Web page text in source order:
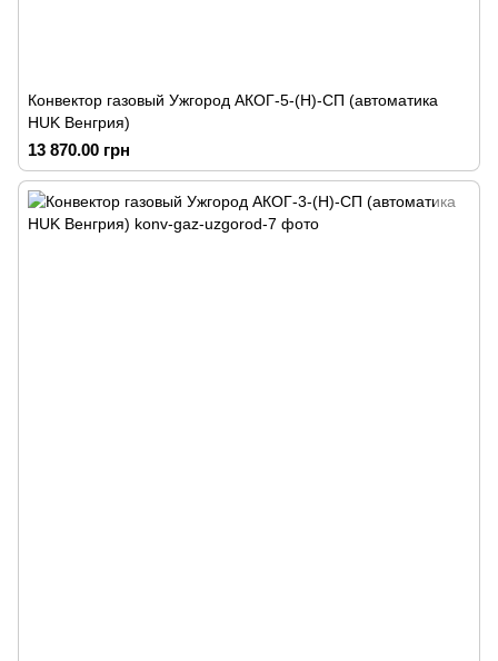
Конвектор газовый Ужгород АКОГ-5-(Н)-СП (автоматика
HUK Венгрия)
13 870.00 грн